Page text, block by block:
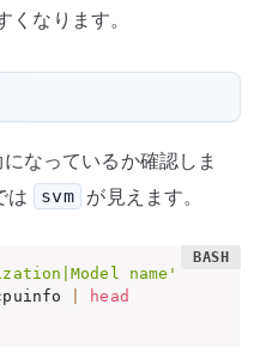
なります。
なっているか確認しま
は svm が見えます。
name'
head